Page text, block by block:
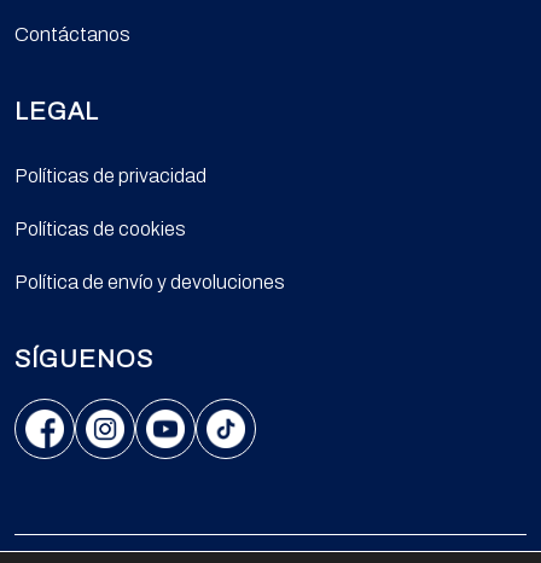
Contáctanos
LEGAL
Políticas de privacidad
Políticas de cookies
Política de envío y devoluciones
SÍGUENOS